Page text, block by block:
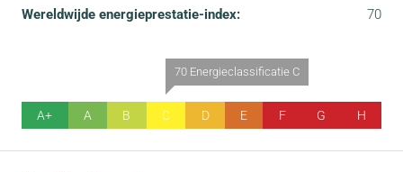
Wereldwijde energieprestatie-index: 70
A+ A B
70 Energieclassificatie C
C D E F G H